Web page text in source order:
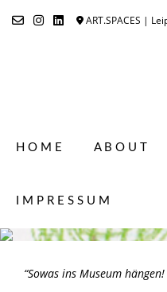
ART.SPACES |
H O M E A B O U T
I M P R E S S U M
“Sowas ins Museum